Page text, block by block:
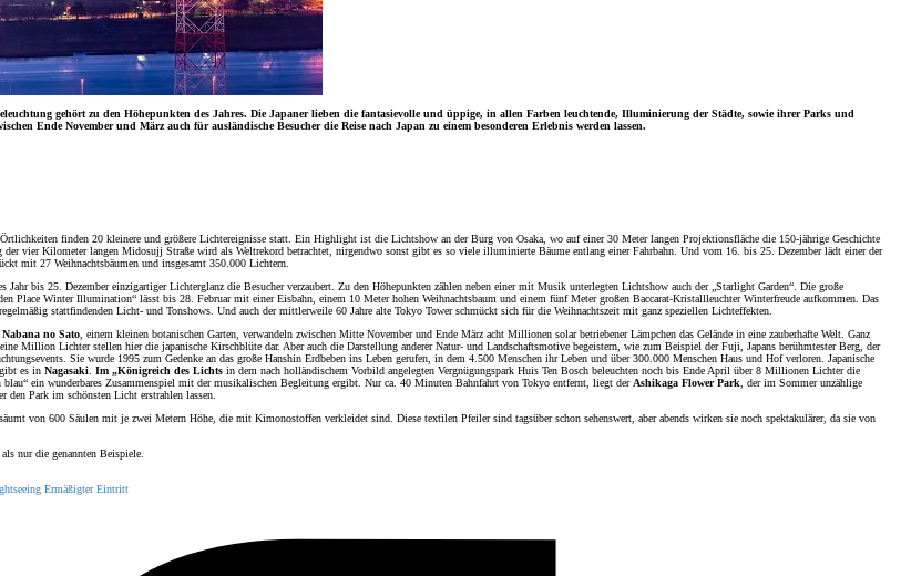
gehört zu den Höhepunkten des Jahres. Die Japaner lieben die fantasievolle und üppige, in allen Farben leuchtende, Illuminierung der Städte, sowie ihrer Parks und
Ende November und März auch für ausländische Besucher die Reise nach Japan zu einem besonderen Erlebnis werden lassen.
finden 20 kleinere und größere Lichtereignisse statt. Ein Highlight ist die Lichtshow an der Burg von Osaka, wo auf einer 30 Meter langen Projektionsfläche die 150-jährige Geschichte
vier Kilometer langen Midosujj Straße wird als Weltrekord betrachtet, nirgendwo sonst gibt es so viele illuminierte Bäume entlang einer Fahrbahn. Und vom 16. bis 25. Dezember lädt einer der
mit 27 Weihnachtsbäumen und insgesamt 350.000 Lichtern.
Jahr bis 25. Dezember einzigartiger Lichterglanz die Besucher verzaubert. Zu den Höhepunkten zählen neben einer mit Musik unterlegten Lichtshow auch der „Starlight Garden“. Die große
Place Winter Illumination“ lässt bis 28. Februar mit einer Eisbahn, einem 10 Meter hohen Weihnachtsbaum und einem fünf Meter großen Baccarat-Kristallleuchter Winterfreude aufkommen. Das
stattfindenden Licht- und Tonshows. Und auch der mittlerweile 60 Jahre alte Tokyo Tower schmückt sich für die Weihnachtszeit mit ganz speziellen Lichteffekten.
Nabana no Sato, einem kleinen botanischen Garten, verwandeln zwischen Mitte November und Ende März acht Millionen solar betriebener Lämpchen das Gelände in eine zauberhafte Welt. Ganz
Million Lichter stellen hier die japanische Kirschblüte dar. Aber auch die Darstellung anderer Natur- und Landschaftsmotive begeistern, wie zum Beispiel der Fuji, Japans berühmtester Berg, der
Sie wurde 1995 zum Gedenke an das große Hanshin Erdbeben ins Leben gerufen, in dem 4.500 Menschen ihr Leben und über 300.000 Menschen Haus und Hof verloren. Japanische
es in Nagasaki. Im „Königreich des Lichts in dem nach holländischem Vorbild angelegten Vergnügungspark Huis Ten Bosch beleuchten noch bis Ende April über 8 Millionen Lichter die
ein wunderbares Zusammenspiel mit der musikalischen Begleitung ergibt. Nur ca. 40 Minuten Bahnfahrt von Tokyo entfernt, liegt derAshikaga Flower Park, der im Sommer unzählige
Park im schönsten Licht erstrahlen lassen.
von 600 Säulen mit je zwei Metern Höhe, die mit Kimonostoffen verkleidet sind. Diese textilen Pfeiler sind tagsüber schon sehenswert, aber abends wirken sie noch spektakulärer, da sie von
nur die genannten Beispiele.
Ermäßigter Eintritt